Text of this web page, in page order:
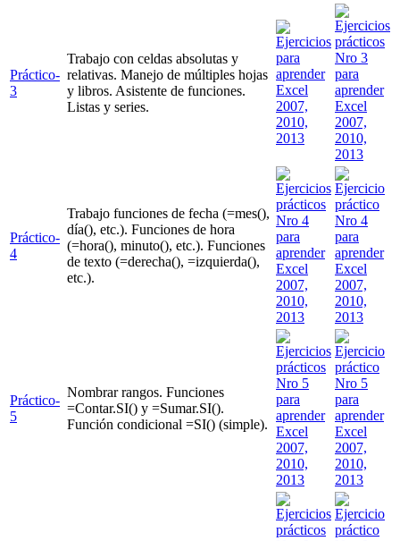
Práctico-
3
Trabajo con celdas absolutas y
relativas. Manejo de múltiples hojas
y libros. Asistente de funciones.
Listas y series.
Práctico-
4
Trabajo funciones de fecha (=mes(),
día(), etc.). Funciones de hora
(=hora(), minuto(), etc.). Funciones
de texto (=derecha(), =izquierda(),
etc.).
Práctico-
5
Nombrar rangos. Funciones
=Contar.SI() y =Sumar.SI().
Función condicional =SI() (simple).